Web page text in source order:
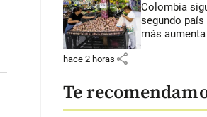
Colombia
segundo país
más
hace 2 horas share
Te